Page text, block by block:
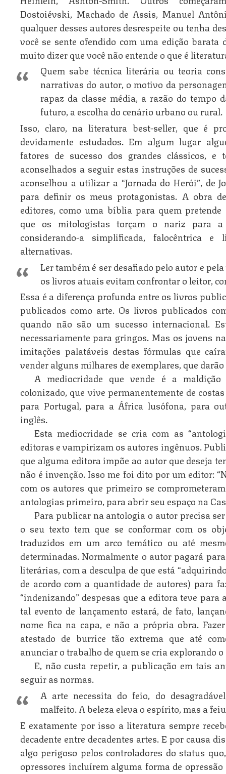
Dostoiévski, Machado de Assis, Manuel
qualquer desses autores desrespeite ou tenha
você se sente ofendido com uma edição
muito dizer que você não entende o que é
Quem sabe técnica literária ou teoria
narrativas do autor, o motivo da
rapaz da classe média, a razão do tempo
futuro, a escolha do cenário urbano ou rural.
Isso, claro, na literatura best-seller, que é
devidamente estudados. Em algum lugar
fatores de sucesso dos grandes clássicos, e
aconselhados a seguir estas instruções de
aconselhou a utilizar a “Jornada do Herói”, de
para definir os meus protagonistas. A obra
editores, como uma bíblia para quem
que os mitologistas torçam o nariz para a
considerando-a simplificada, falocêntrica e
alternativas.
Ler também é ser desafiado pelo autor e
os livros atuais evitam confrontar o leitor,
Essa é a diferença profunda entre os livros
publicados como arte. Os livros publicados
quando não são um sucesso internacional.
necessariamente para gringos. Mas os jovens
imitações palatáveis destas fórmulas que
vender alguns milhares de exemplares, que
A mediocridade que vende é a
colonizado, que vive permanentemente de
para Portugal, para a África lusófona, para
inglês.
Esta mediocridade se cria com as
editoras e vampirizam os autores ingênuos.
que alguma editora impõe ao autor que deseja
não é invenção. Isso me foi dito por um editor:
com os autores que primeiro se
antologias primeiro, para abrir seu espaço na
Para publicar na antologia o autor precisa
o seu texto tem que se conformar com os
traduzidos em um arco temático ou até
determinadas. Normalmente o autor pagará
literárias, com a desculpa de que está
de acordo com a quantidade de autores) para
“indenizando” despesas que a editora teve
tal evento de lançamento estará, de fato,
nome fica na capa, e não a própria obra.
atestado de burrice tão extrema que até
anunciar o trabalho de quem se cria explorando
E, não custa repetir, a publicação em tais
seguir as normas.
A arte necessita do feio, do
malfeito. A beleza eleva o espírito, mas a
E exatamente por isso a literatura sempre
decadente entre decadentes artes. E por causa
algo perigoso pelos controladores do status
opressores incluírem alguma forma de